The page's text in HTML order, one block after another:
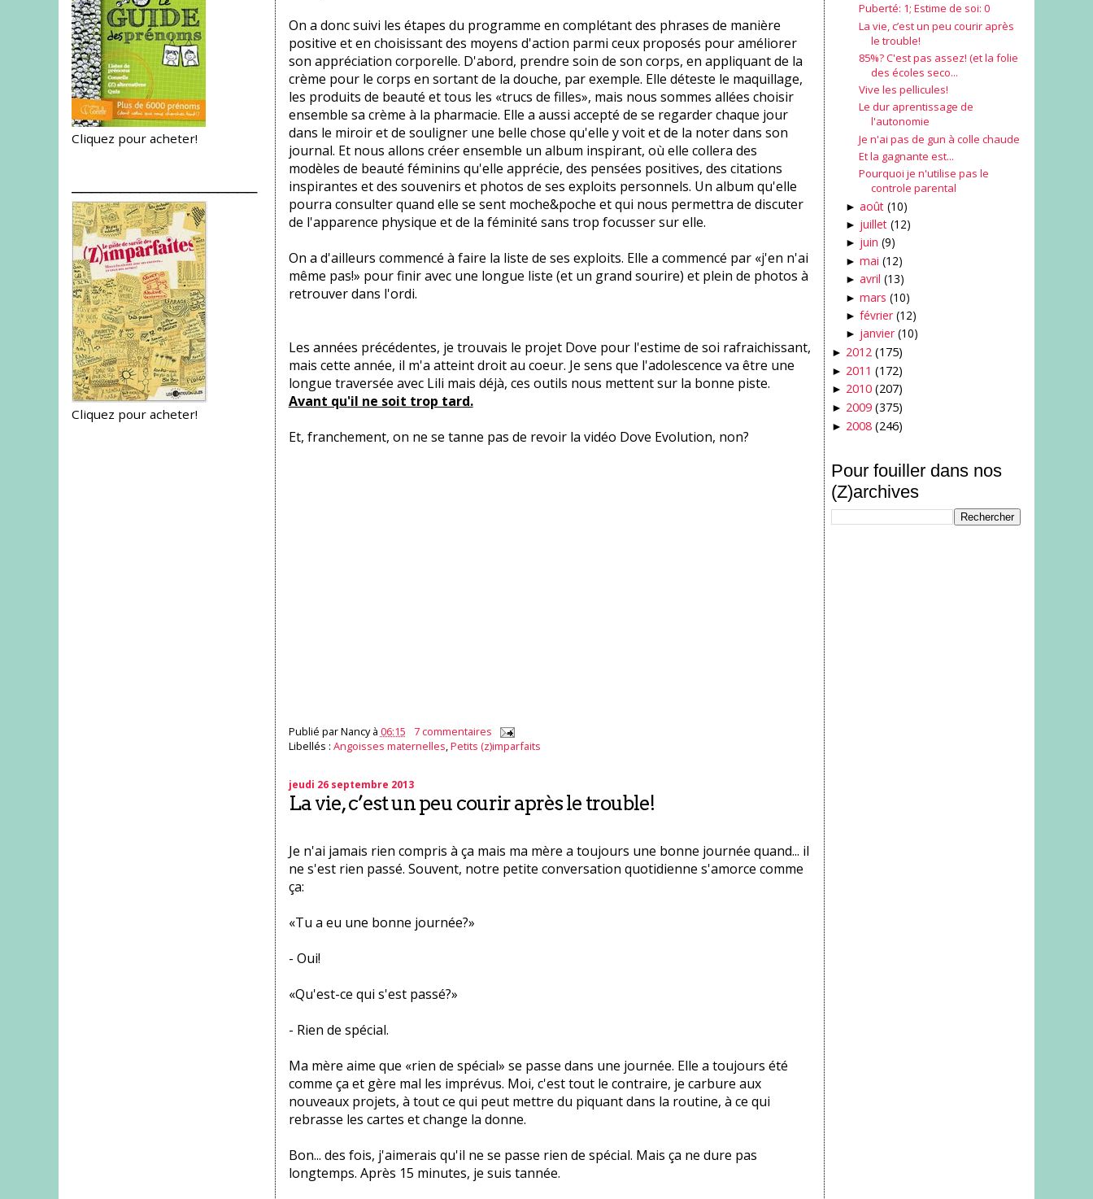
Cliquez pour acheter!
Cliquez pour acheter!
On a donc suivi les étapes du programme en complétant des phrases de manière
positive et en choisissant des moyens d'action parmi ceux proposés pour améliorer
son appréciation corporelle. D'abord, prendre soin de son corps, en appliquant de la
crème pour le corps en sortant de la douche, par exemple. Elle déteste le maquillage,
les produits de beauté et tous les «trucs de filles», mais nous sommes allées choisir
ensemble sa crème à la pharmacie. Elle a aussi accepté de se regarder chaque jour
dans le miroir et de souligner une belle chose qu'elle y voit et de la noter dans son
journal. Et nous allons créer ensemble un album inspirant, où elle collera des
modèles de beauté féminins qu'elle apprécie, des pensées positives, des citations
inspirantes et des souvenirs et photos de ses exploits personnels. Un album qu'elle
pourra consulter quand elle se sent moche&poche et qui nous permettra de discuter
de l'apparence physique et de la féminité sans trop focusser sur elle.
On a d'ailleurs commencé à faire la liste de ses exploits. Elle a commencé par «j'en n'ai
même pas!» pour finir avec une longue liste (et un grand sourire) et plein de photos à
retrouver dans l'ordi.
Les années précédentes, je trouvais le projet Dove pour l'estime de soi rafraichissant,
mais cette année, il m'a atteint droit au coeur. Je sens que l'adolescence va être une
longue traversée avec Lili mais déjà, ces outils nous mettent sur la bonne piste.
Avant qu'il ne soit trop tard.
Et, franchement, on ne se tanne pas de revoir la vidéo Dove Evolution, non?
Publié parNancy à 06:15
7 commentaires
Libellés : Angoisses maternelles,Petits (z)imparfaits
jeudi 26 septembre 2013
La vie, c’est un peu courir après le trouble!
Je n'ai jamais rien compris à ça mais ma mère a toujours une bonne journée quand... il
ne s'est rien passé. Souvent, notre petite conversation quotidienne s'amorce comme
ça:
«Tu a eu une bonne journée?»
- Oui!
«Qu'est-ce qui s'est passé?»
- Rien de spécial.
Ma mère aime que «rien de spécial» se passe dans une journée. Elle a toujours été
comme ça et gère mal les imprévus. Moi, c'est tout le contraire, je carbure aux
nouveaux projets, à tout ce qui peut mettre du piquant dans la routine, à ce qui
rebrasse les cartes et change la donne.
Bon... des fois, j'aimerais qu'il ne se passe rien de spécial. Mais ça ne dure pas
longtemps. Après 15 minutes, je suis tannée.
Puberté: 1; Estime de soi: 0
La vie, c’est un peu courir après
le trouble!
85%? C'est pas assez! (et la folie
des écoles seco...
Vive les pellicules!
Le dur aprentissage de
l'autonomie
Je n'ai pas de gun à colle chaude
Et la gagnante est...
Pourquoi je n'utilise pas le
controle parental
► août (10)
► juillet (12)
► juin (9)
► mai (12)
► avril (13)
► mars (10)
► février (12)
► janvier (10)
► 2012 (175)
► 2011 (172)
► 2010 (207)
► 2009 (375)
► 2008 (246)
Pour fouiller dans nos
(Z)archives